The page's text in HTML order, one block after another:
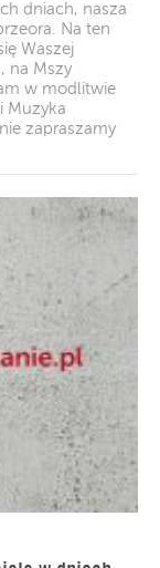
dniach, nasza
Na ten
Waszej
na Mszy
w modlitwie
Muzyka
zapraszamy